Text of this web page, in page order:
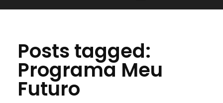
Posts tagged:
Programa Meu
Futuro